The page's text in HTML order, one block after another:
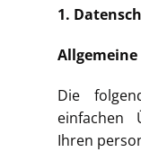
1.
Die
einfachen
Ihren